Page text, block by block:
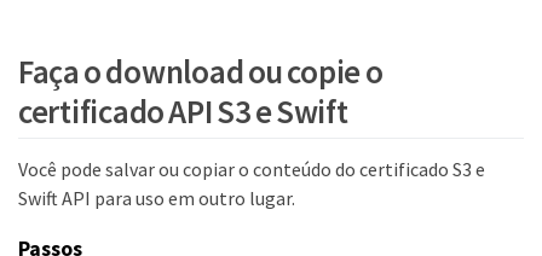
Faça o download ou copie o
certificado API S3 e Swift
Você pode salvar ou copiar o conteúdo do certificado S3 e
Swift API para uso em outro lugar.
Passos